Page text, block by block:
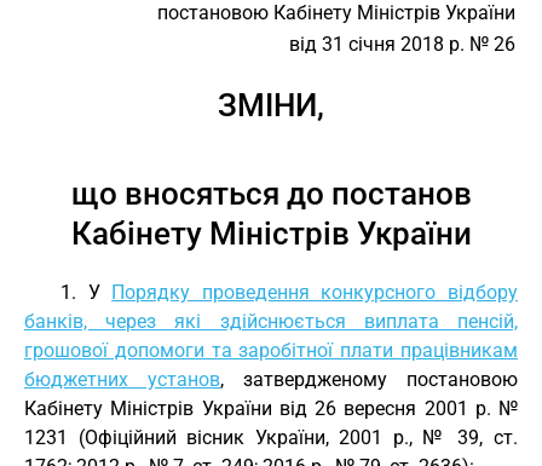
постановою Кабінету Міністрів України
від 31 січня 2018 р. № 26
ЗМІНИ,
що вносяться до постанов
Кабінету Міністрів України
1. У Порядку проведення конкурсного відбору
банків, через які здійснюється виплата пенсій,
грошової допомоги та заробітної плати працівникам
бюджетних установ, затвердженому постановою
Кабінету Міністрів України від 26 вересня 2001 р. №
1231 (Офіційний вісник України, 2001 р., № 39, ст.